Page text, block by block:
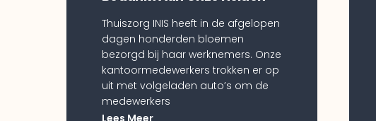
Thuiszorg INIS heeft in de afgelopen
dagen honderden bloemen
bezorgd bij haar werknemers. Onze
kantoormedewerkers trokken er op
uit met volgeladen auto’s om de
medewerkers
Lees Meer